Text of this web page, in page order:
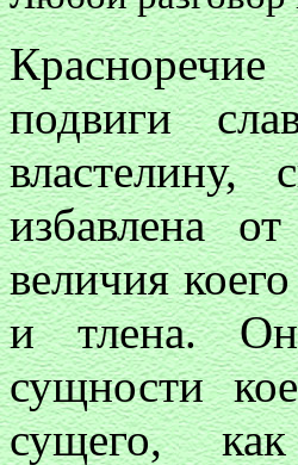
подвиги
властелину,
избавлена
величия
и тлена. Он
сущности
сущего,